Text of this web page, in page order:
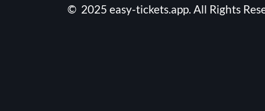
© 2025 easy-tickets.app. All Rights